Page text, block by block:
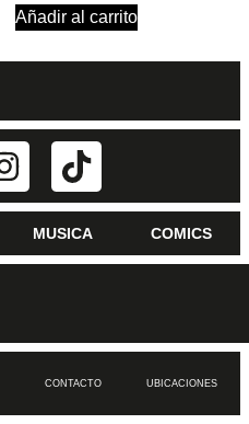
Añadir al carrito
MUSICA COMICS
CONTACTO UBICACIONES